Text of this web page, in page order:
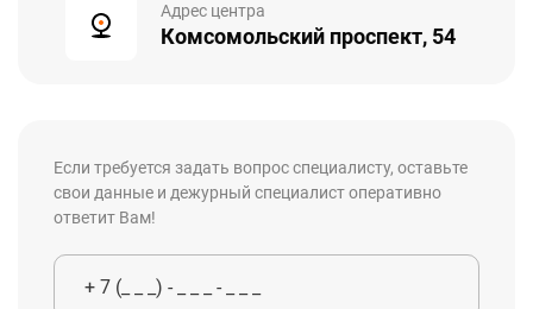
Адрес центра
Комсомольский проспект, 54
Если требуется задать вопрос специалисту, оставьте
свои данные и дежурный специалист оперативно
ответит Вам!